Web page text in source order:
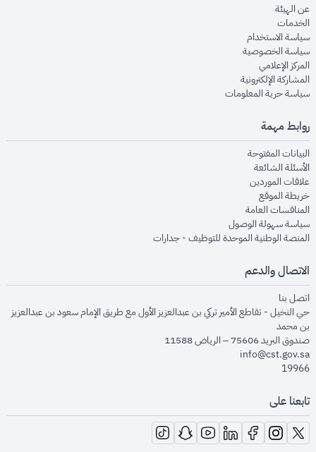
عن الهيئةopens in new window
الخدماتopens in new window
سياسة الاستخدام
سياسة الخصوصيةopens in new window
المركز الإعلاميopens in new window
المشاركة الإلكترونيةopens in new window
سياسة حرية المعلوماتopens in new window
روابط مهمة
البيانات المفتوحةopens in new window
الأسئلة الشائعةopens in new window
علاقات الموردينopens in new window
خريطة الموقعopens in new window
المنافسات العامةopens in new window
سياسة سهولة الوصولopens in new window
المنصة الوطنية الموحدة للتوظيف - جداراتopens in new window
الاتصال والدعم
اتصل بنا
حي النخيل - تقاطع الأمير تركي بن عبدالعزيز الأول مع طريق الإمام سعود بن عبدالعزيز
بن محمد
صندوق البريد 75606 – الرياض 11588
info@cst.gov.sa
19966
تابعنا على
opens in new window
opens in new window
opens in new window
opens in new window
opens in new window
opens in new window
opens in new window